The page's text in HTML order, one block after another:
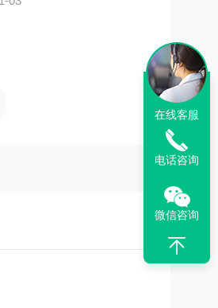
保在极寒天气下冷却系
在线客服
电话咨询
微信咨询